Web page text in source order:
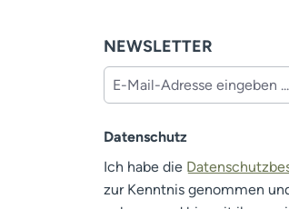
NEWSLETTER
Datenschutz
Ich habe die
zur Kenntnis genommen